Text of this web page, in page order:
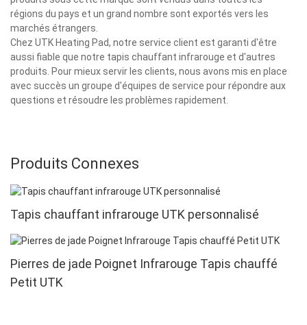
régions du pays et un grand nombre sont exportés vers les
marchés étrangers.
Chez UTK Heating Pad, notre service client est garanti d'être
aussi fiable que notre tapis chauffant infrarouge et d'autres
produits. Pour mieux servir les clients, nous avons mis en place
avec succès un groupe d'équipes de service pour répondre aux
questions et résoudre les problèmes rapidement.
Produits Connexes
Tapis chauffant infrarouge UTK personnalisé
Pierres de jade Poignet Infrarouge Tapis chauffé
Petit UTK